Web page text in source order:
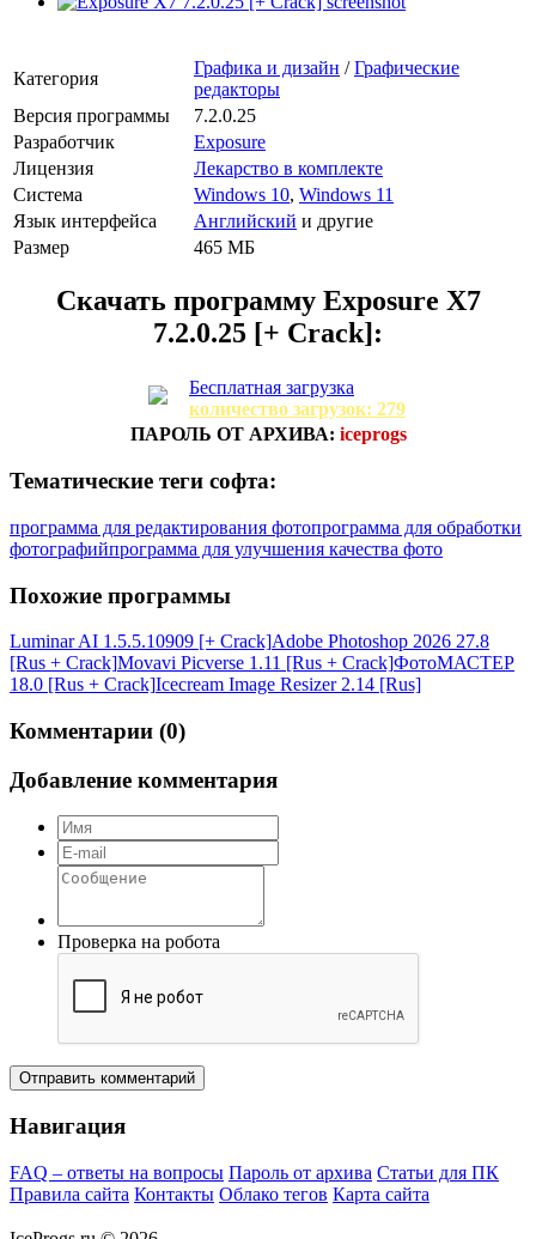
Категория
Графика и дизайн /Графические
редакторы
Версия программы
7.2.0.25
Разработчик
Exposure
Лицензия
Лекарство в комплекте
Система
Windows 10, Windows 11
Язык интерфейса
Английский и другие
Размер
465 МБ
Скачать программу Exposure X7
7.2.0.25 [+ Crack]:
Бесплатная загрузка
количество загрузок: 279
ПАРОЛЬ ОТ АРХИВА: iceprogs
Тематические теги софта:
программа для редактирования фотопрограмма для обработки
фотографийпрограмма для улучшения качества фото
Похожие программы
Luminar AI 1.5.5.10909 [+ Crack]Adobe Photoshop 2026 27.8
[Rus + Crack]Movavi Picverse 1.11 [Rus + Crack]ФотоМАСТЕР
18.0 [Rus + Crack]Icecream Image Resizer 2.14 [Rus]
Комментарии (0)
Добавление комментария
Проверка на робота
Отправить комментарий
Навигация
FAQ – ответы на вопросы Пароль от архива Статьи для ПК
Правила сайта Контакты Облако тегов Карта сайта